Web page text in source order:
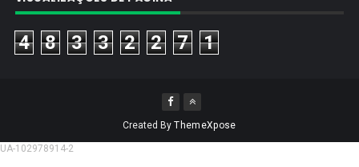
4 8 3 3 2 2 7 1
Created ByThemeXpose
UA-102978914-2